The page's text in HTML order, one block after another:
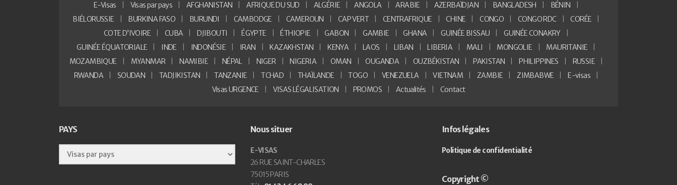
E-Visas Visas par pays AFGHANISTAN AFRIQUE DU SUD ALGÉRIE ANGOLA ARABIE AZERBAÏDJAN BANGLADESH
BÉNIN
BIÉLORUSSIE
BURKINA FASO BURUNDI CAMBODGE CAMEROUN CAP VERT CENTRAFRIQUE CHINE CONGO CONGO RDC
CORÉE
COTE D’IVOIRE
CUBA DJIBOUTI ÉGYPTE ÉTHIOPIE GABON GAMBIE GHANA GUINÉE BISSAU
GUINÉE CONAKRY
GUINÉE ÉQUATORIALE
INDE INDONÉSIE IRAN KAZAKHSTAN KENYA LAOS LIBAN LIBERIA MALI MONGOLIE
MAURITANIE
MOZAMBIQUE
MYANMAR NAMIBIE NÉPAL NIGER NIGERIA OMAN OUGANDA OUZBÉKISTAN PAKISTAN PHILIPPINES
RUSSIE
RWANDA
SOUDAN TADJIKISTAN TANZANIE TCHAD THAÏLANDE TOGO VENEZUELA VIETNAM ZAMBIE ZIMBABWE
E-visas
Visas URGENCE
VISAS LÉGALISATION PROMOS Actualités Contact
PAYS Nous situer
E-VISAS
26 RUE SAINT-CHARLES
75015 PARIS
Infos légales
Politique de confidentialité
Copyright ©